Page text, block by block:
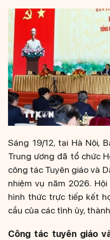
Sáng 19/12, tại Hà Nội,
Trung ương đã tổ chức
công tác Tuyên giáo và
nhiệm vụ năm 2026.
hình thức trực tiếp kết
cầu của các tỉnh ủy,
Công tác tuyên giáo